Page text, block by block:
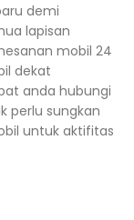
demi
lapisan
mobil 24
dekat
anda hubungi
perlu sungkan
untuk aktifitas